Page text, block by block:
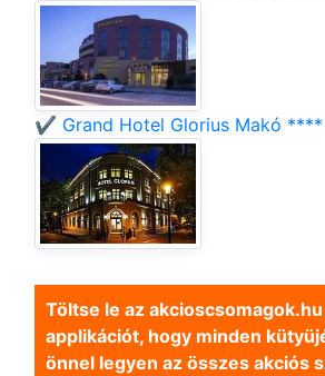
✔️ Grand Hotel Glorius Makó ****
Töltse le az
applikációt, hogy minden
önnel legyen az összes akciós